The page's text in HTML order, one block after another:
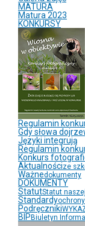
MATURA
Matura 2023
KONKURSY
Regulamin
Gdy słowa
Języki integrują
Regulamin
Konkurs
Aktualnościze
Ważnedokumenty
DOKUMENTY
StatutStatut
Standardy
Podręczniki
BIPBiuletyn